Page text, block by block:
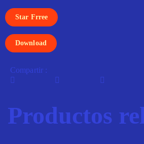
Star Frree
Download
Compartir :
Productos